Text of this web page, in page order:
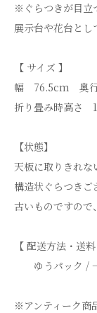
※ぐらつきが目立
展示台や花台とし
【 サイズ 】
幅 76.5cm 奥
折り畳み時高さ
【状態】
天板に取りきれな
構造状ぐらつきご
古いものですので
【 配送方法・送料
ゆうパック / 一
※アンティーク商